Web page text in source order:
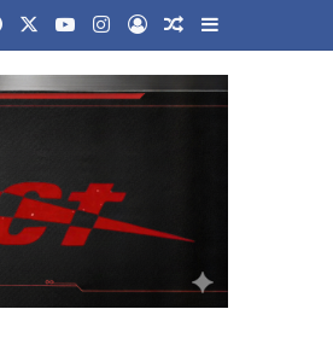
FacebookYouTubeInstagram
Log InRandom Article
Sidebar